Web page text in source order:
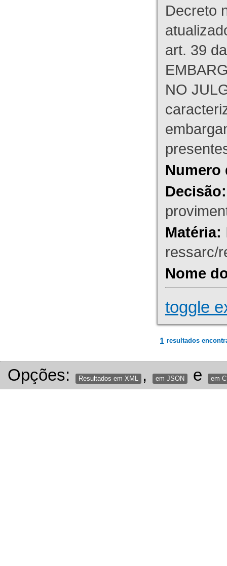
Decreto
art. 39
NO
Numero
Decisão:
Matéria:
ressarc/
Nome
toggle
1 resultados
Opções: Resultados em XML , em JSON e em